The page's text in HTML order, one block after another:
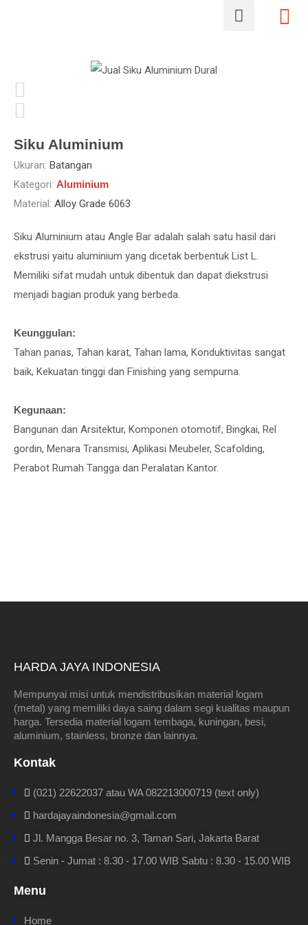
Siku Aluminium
Ukuran: Batangan
Kategori: Aluminium
Material: Alloy Grade 6063
Siku Aluminium atau Angle Bar adalah salah satu hasil dari
ekstrusi yaitu aluminium yang dicetak berbentuk List L.
Memiliki sifat mudah untuk dibentuk dan dapat diekstrusi
menjadi bagian produk yang berbeda.
Keunggulan:
Tahan panas, Tahan karat, Tahan lama, Konduktivitas sangat
baik, Kekuatan tinggi dan Finishing yang sempurna.
Kegunaan:
Bangunan dan Arsitektur, Komponen otomotif, Bingkai, Rel
gordin, Menara Transmisi, Aplikasi Meubeler, Scafolding,
Perabot Rumah Tangga dan Peralatan Kantor.
HARDA JAYA INDONESIA
Mempunyai misi untuk mendistribusikan material logam
(metal) yang memiliki daya saing dalam segi kualitas maupun
harga. Tersedia material logam tembaga, kuningan, besi,
aluminium, stainless, bronze dan lainnya.
Kontak
(021) 22622037 atau WA 082213000719 (text only)
hardajayaindonesia@gmail.com
Jl. Mangga Besar no. 3, Taman Sari, Jakarta Barat
Senin - Jumat : 8.30 - 17.00 WIB Sabtu : 8.30 - 15.00 WIB
Menu
Home